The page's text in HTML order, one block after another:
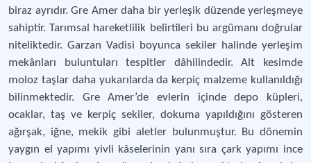
biraz ayrıdır. Gre Amer daha bir yerleşik düzende yerleşmeye
sahiptir. Tarımsal hareketlilik belirtileri bu argümanı doğrular
niteliktedir. Garzan Vadisi boyunca sekiler halinde yerleşim
mekânları buluntuları tespitler dâhilindedir. Alt kesimde
moloz taşlar daha yukarılarda da kerpiç malzeme kullanıldığı
bilinmektedir. Gre Amer’de evlerin içinde depo küpleri,
ocaklar, taş ve kerpiç sekiler, dokuma yapıldığını gösteren
ağırşak, iğne, mekik gibi aletler bulunmuştur. Bu dönemin
yaygın el yapımı yivli kâselerinin yanı sıra çark yapımı ince